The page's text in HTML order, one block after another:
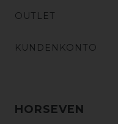
OUTLET
KUNDENKONTO
HORSEVEN